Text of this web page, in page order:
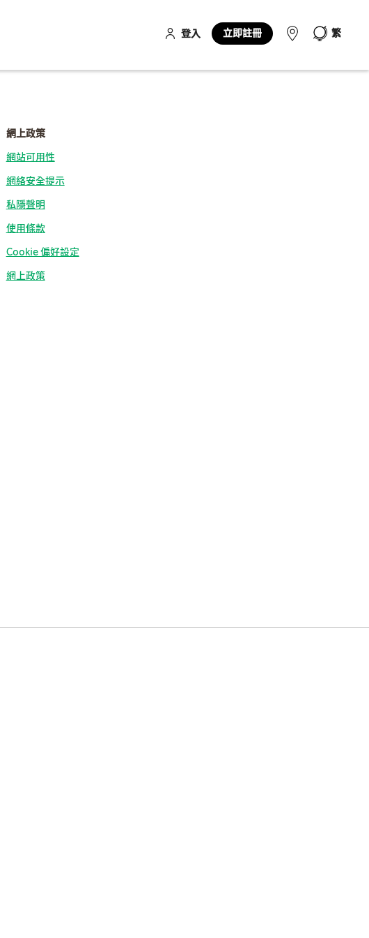
登入 立即註冊 繁
網上政策
網站可用性
網絡安全提示
私隱聲明
使用條款
Cookie 偏好設定
網上政策